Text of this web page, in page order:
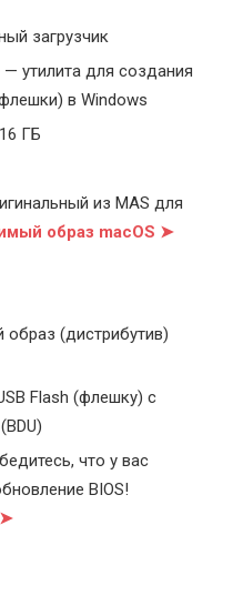
загрузчик
— утилита для создания
в Windows
ГБ
из MAS для
образ macOS ➤
образ (дистрибутив)
Flash (флешку) с
что у вас
BIOS!
➤